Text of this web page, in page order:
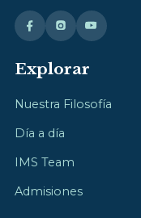
Explorar
Nuestra Filosofía
Día a día
IMS Team
Admisiones